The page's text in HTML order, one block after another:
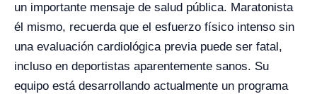
un importante mensaje de salud pública. Maratonista
él mismo, recuerda que el esfuerzo físico intenso sin
una evaluación cardiológica previa puede ser fatal,
incluso en deportistas aparentemente sanos. Su
equipo está desarrollando actualmente un programa